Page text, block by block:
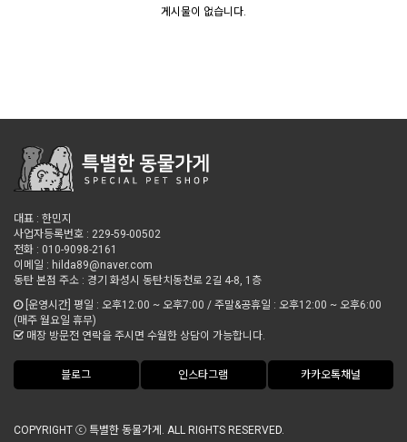
게시물이 없습니다.
대표 : 한민지
사업자등록번호 : 229-59-00502
전화 : 010-9098-2161
이메일 : hilda89@naver.com
동탄 본점 주소 : 경기 화성시 동탄치동천로 2길 4-8, 1층
[운영시간] 평일 : 오후12:00 ~ 오후7:00 / 주말&공휴일 : 오후12:00 ~ 오후6:00
(매주 월요일 휴무)
매장 방문전 연락을 주시면 수월한 상담이 가능합니다.
블로그 인스타그램 카카오톡채널
COPYRIGHT ⓒ 특별한 동물가게. ALL RIGHTS RESERVED.